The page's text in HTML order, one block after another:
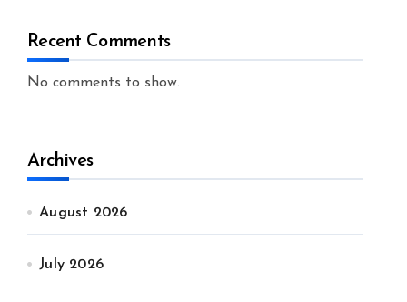
Recent Comments
No comments to show.
Archives
August 2026
July 2026